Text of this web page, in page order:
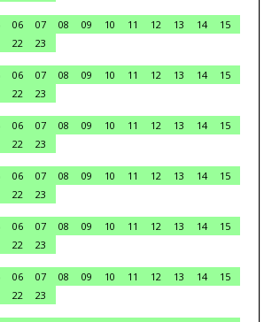
06 07 08 09 10 11 12 13 14
15
22
23
06 07 08 09 10 11 12 13 14
15
22
23
06 07 08 09 10 11 12 13 14
15
22
23
06 07 08 09 10 11 12 13 14
15
22
23
06 07 08 09 10 11 12 13 14
15
22
23
06 07 08 09 10 11 12 13 14
15
22
23